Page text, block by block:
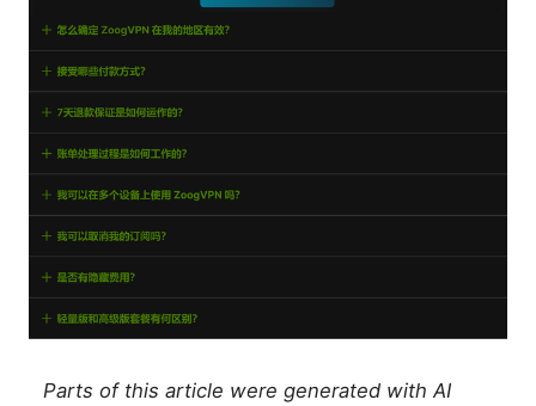
Parts of this article were generated with AI